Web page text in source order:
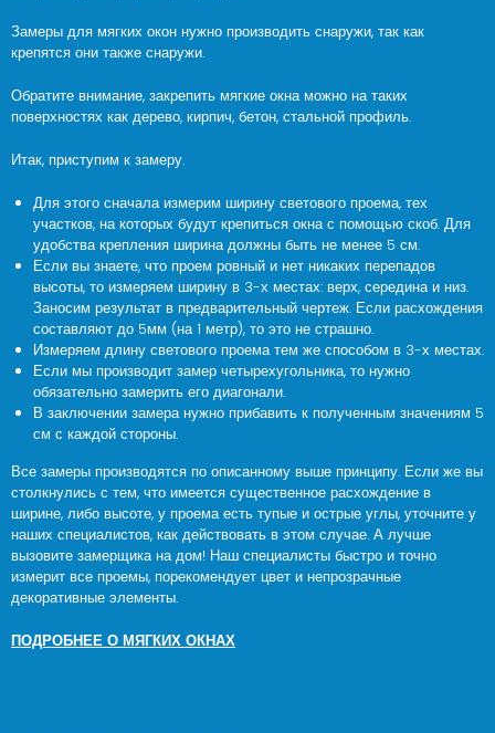
Замеры для мягких окон нужно производить снаружи, так как
крепятся они также снаружи.
Обратите внимание, закрепить мягкие окна можно на таких
поверхностях как дерево, кирпич, бетон, стальной профиль.
Итак, приступим к замеру.
Для этого сначала измерим ширину светового проема, тех
участков, на которых будут крепиться окна с помощью скоб. Для
удобства крепления ширина должны быть не менее 5 см.
Если вы знаете, что проем ровный и нет никаких перепадов
высоты, то измеряем ширину в 3-х местах: верх, середина и низ.
Заносим результат в предварительный чертеж. Если расхождения
составляют до 5мм (на 1 метр), то это не страшно.
Измеряем длину светового проема тем же способом в 3-х местах.
Если мы производит замер четырехугольника, то нужно
обязательно замерить его диагонали.
В заключении замера нужно прибавить к полученным значениям 5
см с каждой стороны.
Все замеры производятся по описанному выше принципу. Если же вы
столкнулись с тем, что имеется существенное расхождение в
ширине, либо высоте, у проема есть тупые и острые углы, уточните у
наших специалистов, как действовать в этом случае. А лучше
вызовите замерщика на дом! Наш специалисты быстро и точно
измерит все проемы, порекомендует цвет и непрозрачные
декоративные элементы.
ПОДРОБНЕЕ О МЯГКИХ ОКНАХ